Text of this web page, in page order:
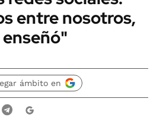
entre nosotros,
ámbito en